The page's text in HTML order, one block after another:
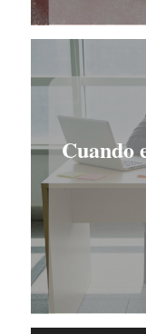
Cuando